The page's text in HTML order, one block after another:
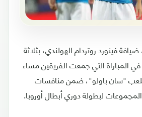
فينورد روتردام الهولندي، بثلاثة
المباراة التي جمعت الفريقين مساء
ملعب "سان باولو"، ضمن منافسات
المجموعات لبطولة دوري أبطال أوروبا.